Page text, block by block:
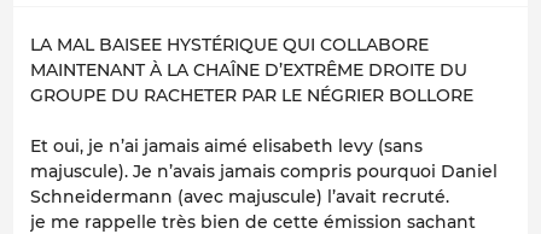
LA MAL BAISEE HYSTÉRIQUE QUI COLLABORE
MAINTENANT À LA CHAÎNE D’EXTRÊME DROITE DU
GROUPE DU RACHETER PAR LE NÉGRIER BOLLORE
Et oui, je n’ai jamais aimé elisabeth levy (sans
majuscule). Je n’avais jamais compris pourquoi Daniel
Schneidermann (avec majuscule) l’avait recruté.
je me rappelle très bien de cette émission sachant